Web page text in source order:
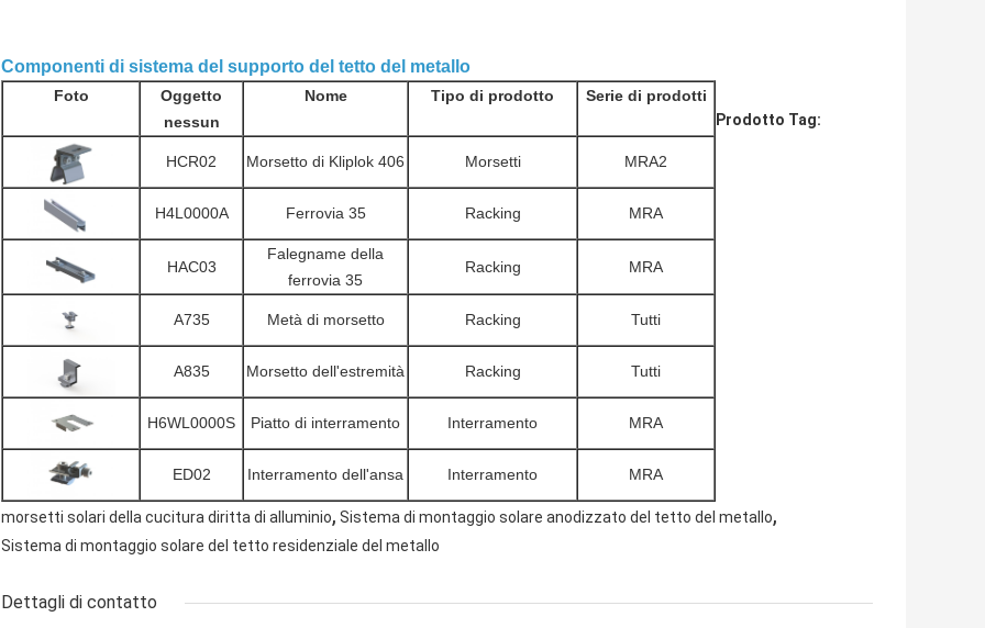
Componenti di sistema del supporto del tetto del metallo
Foto
Oggetto
nessun
Nome Tipo di prodotto Serie di prodotti
HCR02 Morsetto di Kliplok 406 Morsetti MRA2
H4L0000A Ferrovia 35 Racking MRA
HAC03
Falegname della
ferrovia 35
Racking MRA
A735 Metà di morsetto Racking Tutti
A835 Morsetto dell'estremità Racking Tutti
H6WL0000S Piatto di interramento Interramento MRA
ED02 Interramento dell'ansa Interramento MRA
Prodotto Tag:
morsetti solari della cucitura diritta di alluminio, Sistema di montaggio solare anodizzato del tetto del metallo,
Sistema di montaggio solare del tetto residenziale del metallo
Dettagli di contatto